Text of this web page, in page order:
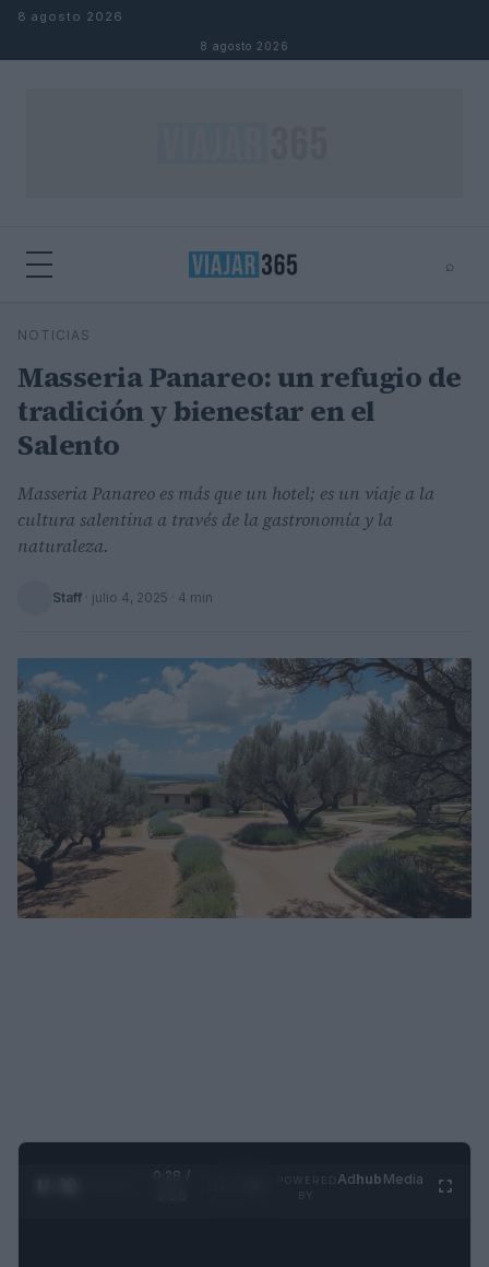
Saltar al contenido
8 agosto 2026
8 agosto 2026
⌕
Buscar
NOTICIAS
Masseria Panareo: un refugio de
tradición y bienestar en el
Salento
Masseria Panareo es más que un hotel; es un viaje a la
cultura salentina a través de la gastronomía y la
naturaleza.
Staff · julio 4, 2025 · 4 min
0:28 /
Adhub Media